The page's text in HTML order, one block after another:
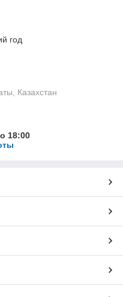
год
Казахстан
18:00